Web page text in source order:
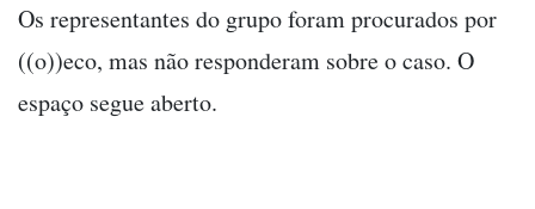
Os representantes do grupo foram procurados por
((o))eco, mas não responderam sobre o caso. O
espaço segue aberto.